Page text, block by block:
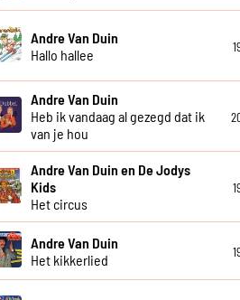
Andre Van Duin
Hallo hallee
Andre Van Duin
Heb ik vandaag al gezegd dat ik
van je hou
Andre Van Duin en De Jodys
Kids
Het circus
Andre Van Duin
Het kikkerlied